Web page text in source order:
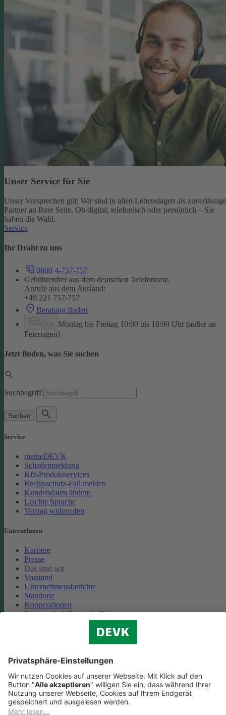
Unser Service für Sie
Unser Versprechen gilt: Wir sind in allen Lebenslagen als
Partner an Ihrer Seite. Ob digital, telefonisch oder persönlich – Sie
haben die Wahl.
Service
Ihr Draht zu uns
0800 4-757-757
Gebührenfrei aus dem deutschen Telefonnetz.
Anrufe aus dem Ausland:
+49 221 757-757
Beratung finden
Montag bis Freitag 10:00 bis 18:00 Uhr (außer an
Feiertagen)
Jetzt finden, was Sie suchen
Suchbegriff
Suchen
Service
meineDEVK
Schadenmeldung
Kfz-Produktservices
Rechtsschutz-Fall melden
Kundendaten ändern
Leichte Sprache
Vertrag widerrufen
Unternehmen
Karriere
Presse
Das sind wir
Vorstand
Unternehmensberichte
Standorte
Kooperationen
Partnerschaft Deutsche Bahn
Cookie-Einstellungen
Datenschutz